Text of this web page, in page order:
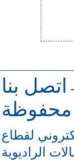
-
اتصل بنا
محفوظة
لقطاع
الراديوية